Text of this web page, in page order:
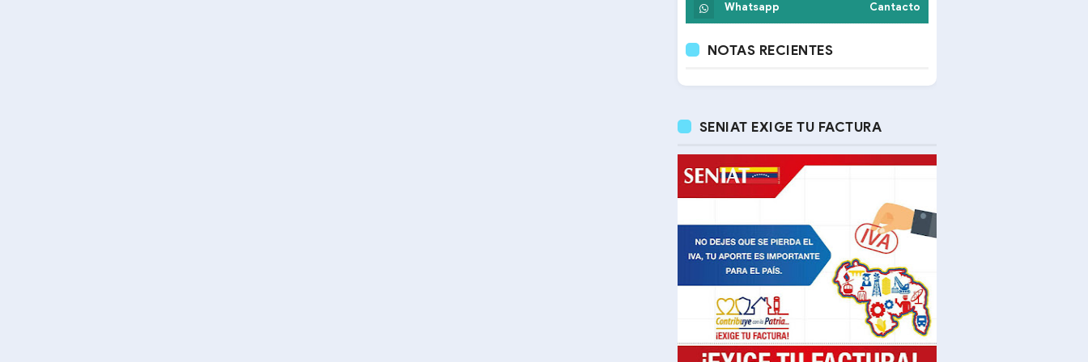
Whatsapp Cantacto
NOTAS RECIENTES
SENIAT EXIGE TU FACTURA